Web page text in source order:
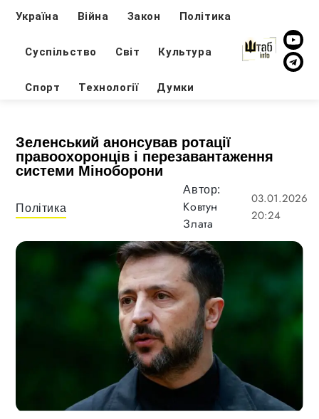
Україна Війна Закон Політика
Суспільство Світ Культура
Спорт Технології Думки
Зеленський анонсував ротації
правоохоронців і перезавантаження
системи Міноборони
Політика
Автор:
Ковтун
Злата
03.01.2026
20:24